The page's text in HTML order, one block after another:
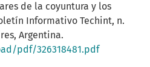
de la coyuntura y los
Informativo Techint, n.
Argentina.
pdf/326318481.pdf